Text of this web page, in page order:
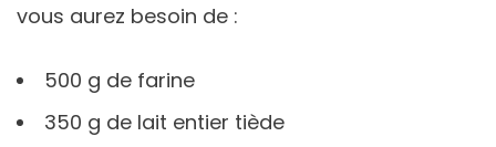
vous aurez besoin de :
500 g de farine
350 g de lait entier tiède